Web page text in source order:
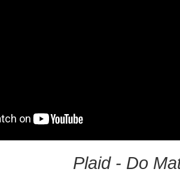
Plaid - Do